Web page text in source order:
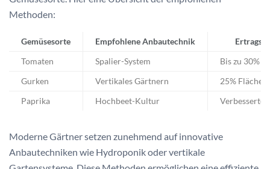
Methoden:
Gemüsesorte Empfohlene Anbautechnik
Tomaten Spalier-System Bis zu 30%
Gurken Vertikales Gärtnern 25%
Paprika Hochbeet-Kultur Verbesserte
Moderne Gärtner setzen zunehmend auf innovative
Anbautechniken wie Hydroponik oder vertikale